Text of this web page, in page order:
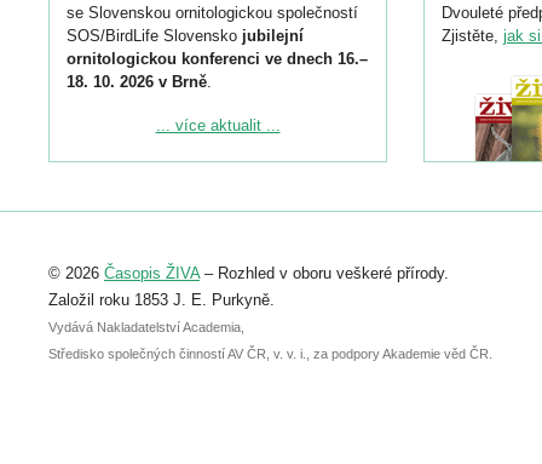
se Slovenskou ornitologickou společností
SOS/BirdLife Slovensko jubilejní
ornitologickou konferenci ve dnech 16.–
18. 10. 2026 v Brně.
Podrobnější informace ke konferenci
Registrovat se můžete do 6. září.
abstraktu přihlášené přednášky nebo
posteru je už 30. června.
... více aktualit ...
Dvouleté
Zjistěte, jak
© 2026 Časopis ŽIVA– Rozhled v oboru veškeré přírody.
Založil roku 1853 J. E. Purkyně.
Vydává Nakladatelství Academia,
Středisko společných činností AV ČR, v. v. i., za podpory Akademie věd ČR.